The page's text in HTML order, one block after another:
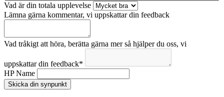
Vad är din totala upplevelse
Lämna gärna kommentar, vi uppskattar din feedback
Vad tråkigt att höra, berätta gärna mer så hjälper du oss, vi
uppskattar din feedback*
HP Name
Skicka din synpunkt